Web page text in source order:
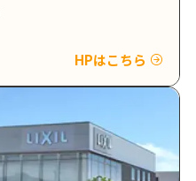
HPはこちら